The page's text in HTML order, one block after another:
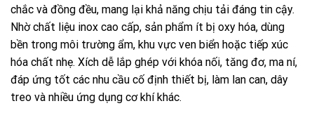
chắc và đồng đều, mang lại khả năng chịu tải đáng tin cậy.
Nhờ chất liệu inox cao cấp, sản phẩm ít bị oxy hóa, dùng
bền trong môi trường ẩm, khu vực ven biển hoặc tiếp xúc
hóa chất nhẹ. Xích dễ lắp ghép với khóa nối, tăng đơ, ma ní,
đáp ứng tốt các nhu cầu cố định thiết bị, làm lan can, dây
treo và nhiều ứng dụng cơ khí khác.